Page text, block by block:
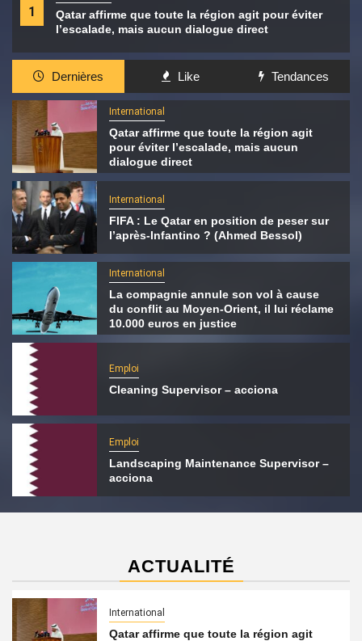
1
Qatar affirme que toute la région agit pour éviter
l’escalade, mais aucun dialogue direct
Dernières Like Tendances
International
Qatar affirme que toute la région agit
pour éviter l’escalade, mais aucun
dialogue direct
International
FIFA : Le Qatar en position de peser sur
l’après-Infantino ? (Ahmed Bessol)
International
La compagnie annule son vol à cause
du conflit au Moyen-Orient, il lui réclame
10.000 euros en justice
Emploi
Cleaning Supervisor – acciona
Emploi
Landscaping Maintenance Supervisor –
acciona
ACTUALITÉ
International
Qatar affirme que toute la région agit